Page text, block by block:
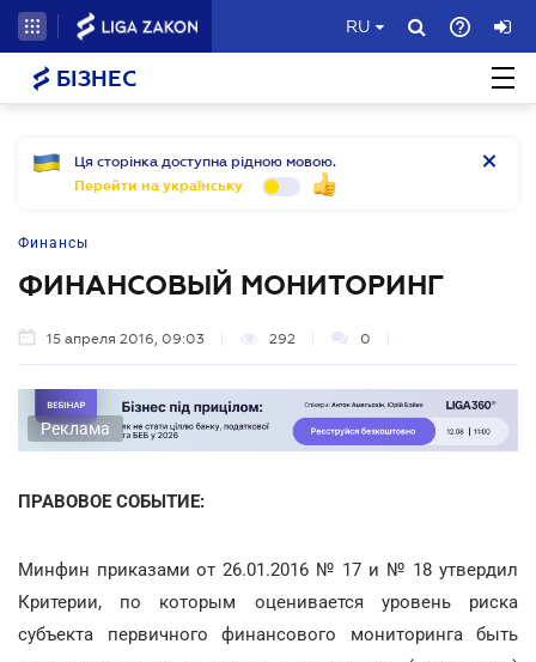
RU
БІЗНЕС
Ця сторінка доступна рідною мовою.
Перейти на українську
Финансы
ФИНАНСОВЫЙ МОНИТОРИНГ
15 апреля 2016, 09:03 292 0
Реклама
ПРАВОВОЕ СОБЫТИЕ:
Минфин приказами от 26.01.2016 № 17 и № 18 утвердил
Критерии, по которым оценивается уровень риска
субъекта первичного финансового мониторинга быть